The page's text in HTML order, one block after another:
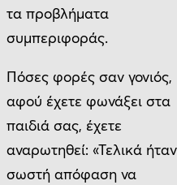
τα προβλήματα
συμπεριφοράς.
Πόσες φορές σαν γονιός,
αφού έχετε φωνάξει στα
παιδιά σας, έχετε
αναρωτηθεί: «Τελικά ήταν
σωστή απόφαση να